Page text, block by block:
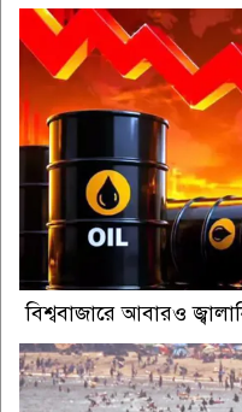
বিশ্ববাজারে আবারও